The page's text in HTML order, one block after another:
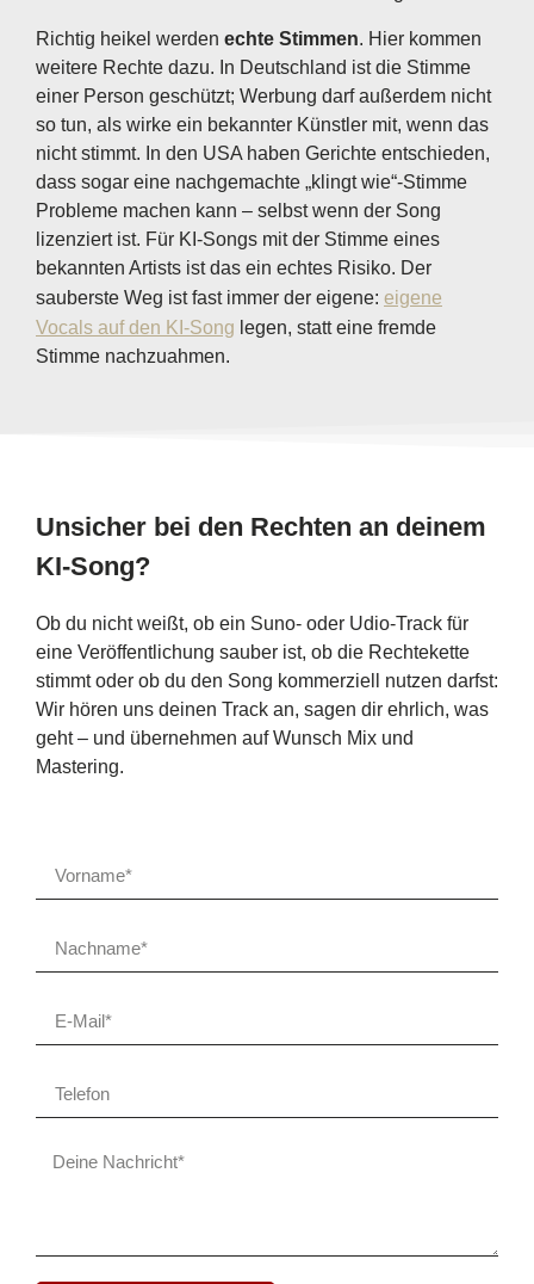
Richtig heikel werden echte Stimmen. Hier kommen
weitere Rechte dazu. In Deutschland ist die Stimme
einer Person geschützt; Werbung darf außerdem nicht
so tun, als wirke ein bekannter Künstler mit, wenn das
nicht stimmt. In den USA haben Gerichte entschieden,
dass sogar eine nachgemachte „klingt wie“-Stimme
Probleme machen kann – selbst wenn der Song
lizenziert ist. Für KI-Songs mit der Stimme eines
bekannten Artists ist das ein echtes Risiko. Der
sauberste Weg ist fast immer der eigene: eigene
Vocals auf den KI-Song legen, statt eine fremde
Stimme nachzuahmen.
Unsicher bei den Rechten an deinem
KI-Song?
Ob du nicht weißt, ob ein Suno- oder Udio-Track für
eine Veröffentlichung sauber ist, ob die Rechtekette
stimmt oder ob du den Song kommerziell nutzen darfst:
Wir hören uns deinen Track an, sagen dir ehrlich, was
geht – und übernehmen auf Wunsch Mix und
Mastering.